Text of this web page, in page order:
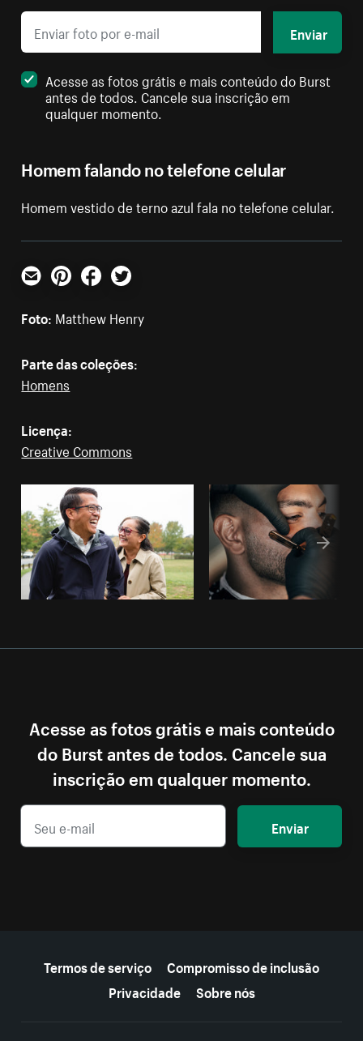
Homem falando no telefone celular
Homem vestido de terno azul fala no telefone celular.
Enviar
Acesse as fotos grátis e mais conteúdo do Burst
antes de todos. Cancele sua inscrição em
qualquer momento.
E-mailPinterestFacebookTwitter
Foto: Matthew Henry
Parte das coleções:
Homens
Licença:
Creative Commons
Acesse as fotos grátis e mais conteúdo
do Burst antes de todos. Cancele sua
inscrição em qualquer momento.
Enviar
Termos de serviço
Compromisso de inclusão
Privacidade
Sobre nós